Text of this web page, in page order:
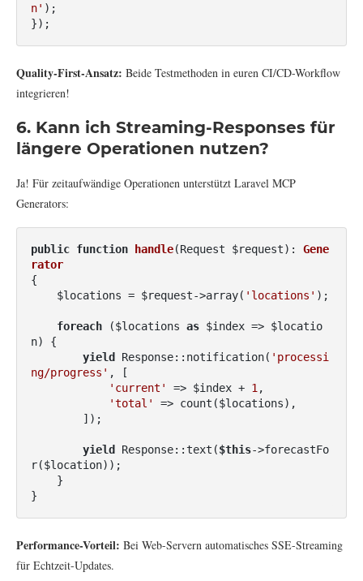
n' );
});
Quality-First-Ansatz: Beide Testmethoden in euren CI/CD-Workflow
integrieren!
6. Kann ich Streaming-Responses für
längere Operationen nutzen?
Ja! Für zeitaufwändige Operationen unterstützt Laravel MCP
Generators:
public function handle(Request $request) : Gene
rator
{
    $locations = $request->array(
'locations' );
foreach ($locations as $index => $locatio
n) {
yield
Response::notification( 'processi
ng/progress' , [
'current'
=> $index + 1 ,
'total'
=> count($locations),
yield Response::text($this->forecastFo
r($location));
}
Performance-Vorteil: Bei Web-Servern automatisches SSE-Streaming
für Echtzeit-Updates.